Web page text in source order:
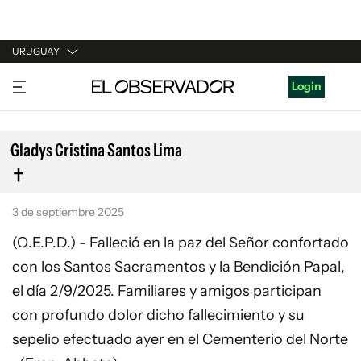
URUGUAY
URUGUAY
ARGENTINA
ESPAÑA
ESTADOS UNIDOS
Login
Gladys Cristina Santos Lima
3 de septiembre 2025
(Q.E.P.D.) - Falleció en la paz del Señor confortado
con los Santos Sacramentos y la Bendición Papal,
el día 2/9/2025. Familiares y amigos participan
con profundo dolor dicho fallecimiento y su
sepelio efectuado ayer en el Cementerio del Norte